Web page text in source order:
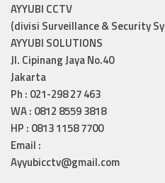
AYYUBI CCTV
(divisi Surveillance & Security
AYYUBI SOLUTIONS
Jl. Cipinang Jaya No.40
Jakarta
Ph : 021-298 27 463
WA : 0812 8559 3818
HP : 0813 1158 7700
Email :
Ayyubicctv@gmail.com